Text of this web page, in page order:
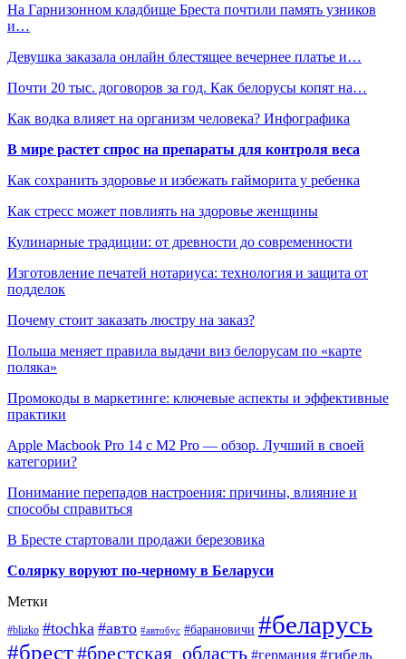
На Гарнизонном кладбище Бреста почтили память узников
и…
Девушка заказала онлайн блестящее вечернее платье и…
Почти 20 тыс. договоров за год. Как белорусы копят на…
Как водка влияет на организм человека? Инфографика
В мире растет спрос на препараты для контроля веса
Как сохранить здоровье и избежать гайморита у ребенка
Как стресс может повлиять на здоровье женщины
Кулинарные традиции: от древности до современности
Изготовление печатей нотариуса: технология и защита от
подделок
Почему стоит заказать люстру на заказ?
Польша меняет правила выдачи виз белорусам по «карте
поляка»
Промокоды в маркетинге: ключевые аспекты и эффективные
практики
Apple Macbook Pro 14 с M2 Pro — обзор. Лучший в своей
категории?
Понимание перепадов настроения: причины, влияние и
способы справиться
В Бресте стартовали продажи березовика
Солярку воруют по-черному в Беларуси
Метки
#blizko #tochka #авто #автобус #барановичи #беларусь
#брест#брестская_область #германия #гибель